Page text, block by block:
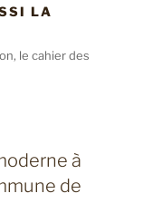
LA
le cahier des
à
de